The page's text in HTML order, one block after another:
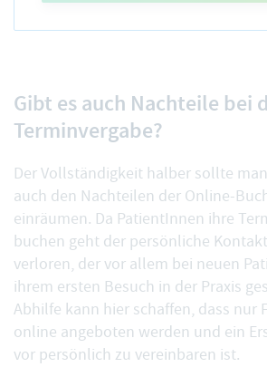
Gibt es auch Nachteile bei
Terminvergabe?
Der Vollständigkeit halber sollte
auch den Nachteilen der Online-
einräumen. Da PatientInnen ihre
buchen geht der persönliche
verloren, der vor allem bei neuen
ihrem ersten Besuch in der Praxis
Abhilfe kann hier schaffen, dass nur
online angeboten werden und ein
vor persönlich zu vereinbaren ist.